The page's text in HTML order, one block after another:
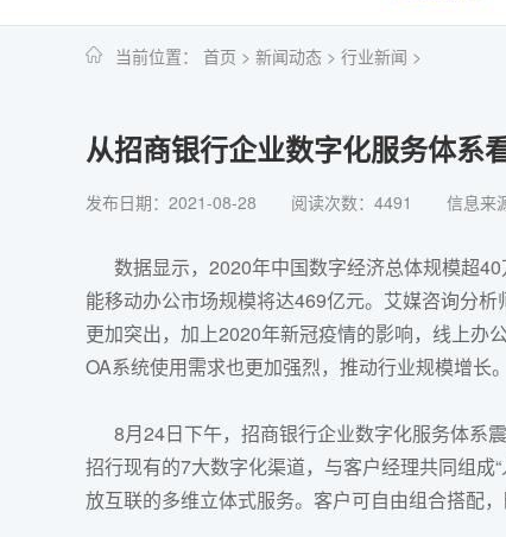
当前位置： 首页 > 新闻动态 > 行业新闻 >
从招商银行企业数字化服务体系
发布日期：2021-08-28 阅读次数：4491 信息来
数据显示，2020年中国数字经济总体规模超
能移动办公市场规模将达469亿元。艾媒咨询分
更加突出，加上2020年新冠疫情的影响，线上办
OA系统使用需求也更加强烈，推动行业规模增长。
8月24日下午，招商银行企业数字化服务体系
招行现有的7大数字化渠道，与客户经理共同组成
放互联的多维立体式服务。客户可自由组合搭配